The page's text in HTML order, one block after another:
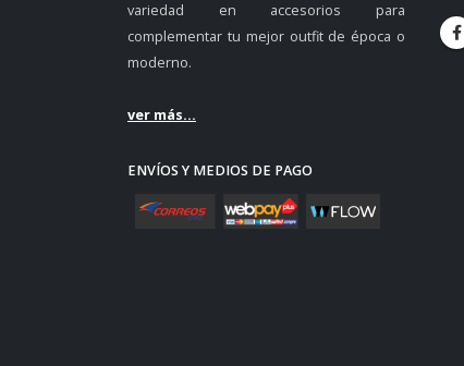
variedad en accesorios para
complementar tu mejor outfit de época o
moderno.
ver más...
ENVÍOS Y MEDIOS DE PAGO